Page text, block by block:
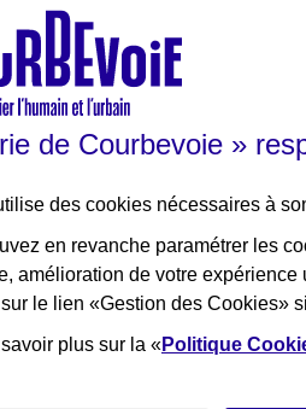
de Courbevoie »
des cookies nécessaires à
en revanche paramétrer les
amélioration de votre
le lien «Gestion des Cookies»
plus sur la «Politique
01 71 05 70 00
Écrire à la mairie